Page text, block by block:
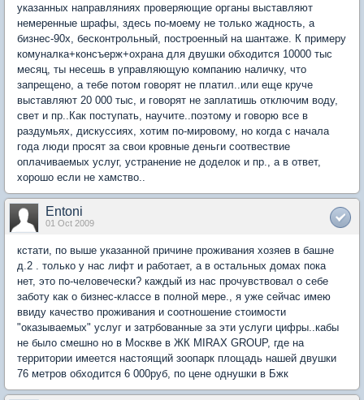
указанных направляниях проверяющие органы выставляют
немеренные шрафы, здесь по-моему не только жадность, а
бизнес-90х, бесконтрольный, построенный на шантаже. К примеру
комуналка+консъерж+охрана для двушки обходится 10000 тыс
месяц, ты несешь в управляющую компанию наличку, что
запрещено, а тебе потом говорят не платил..или еще круче
выставляют 20 000 тыс, и говорят не заплатишь отключим воду,
свет и пр..Как поступать, научите..поэтому и говорю все в
раздумьях, дискуссиях, хотим по-мировому, но когда с начала
года люди просят за свои кровные деньги соотвествие
оплачиваемых услуг, устранение не доделок и пр., а в ответ,
хорошо если не хамство..
Entoni
01 Oct 2009
кстати, по выше указанной причине проживания хозяев в башне
д.2 . только у нас лифт и работает, а в остальных домах пока
нет, это по-человечески? каждый из нас прочувствовал о себе
заботу как о бизнес-классе в полной мере., я уже сейчас имею
ввиду качество проживания и соотношение стоимости
"оказываемых" услуг и затрбованные за эти услуги цифры..кабы
не было смешно но в Москве в ЖК MIRAX GROUP, где на
территории имеется настоящий зоопарк площадь нашей двушки
76 метров обходится 6 000руб, по цене однушки в Бжк